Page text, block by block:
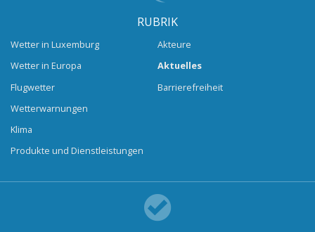
RUBRIK
Wetter in Luxemburg
Wetter in Europa
Flugwetter
Wetterwarnungen
Klima
Produkte und Dienstleistungen
Akteure
Aktuelles
Barrierefreiheit